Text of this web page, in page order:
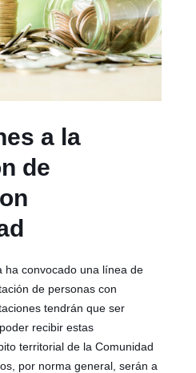
a la
de
ha convocado una línea de
de personas con
tendrán que ser
recibir estas
territorial de la Comunidad
por norma general, serán a